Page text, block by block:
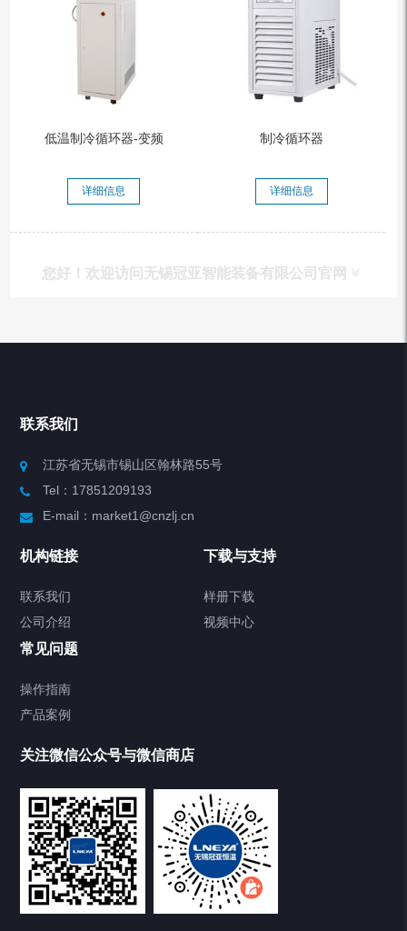
低温制冷循环器-变频
详细信息
制冷循环器
详细信息
您好！欢迎访问无锡冠亚智能装备有限公司官网
产品列表
制冷加热动态控温系统
Chiller直冷控温机组
Heating Circulator加热循环器
Freezer低温箱
VOCs冷凝回收装置
联系我们
江苏省无锡市锡山区翰林路55号
Tel：17851209193
E-mail：market1@cnzlj.cn
机构链接
联系我们
公司介绍
下载与支持
样册下载
视频中心
常见问题
操作指南
产品案例
关注微信公众号与微信商店